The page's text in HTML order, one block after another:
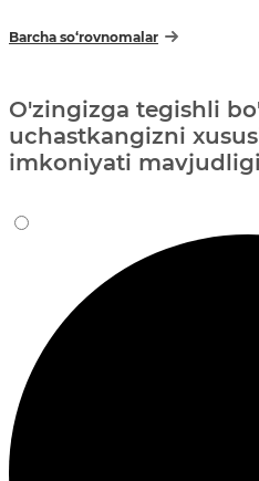
Barcha so‘rovnomalar
O'zingizga tegishli
uchastkangizni
imkoniyati